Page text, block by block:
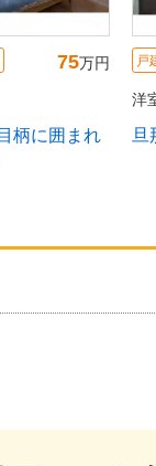
75万円
柄に囲まれ
戸
洋
旦